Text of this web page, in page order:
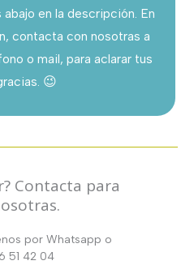
en la descripción. En
contacta con nosotras a
o mail, para aclarar tus
😉
Contacta para
por Whatsapp o
51 42 04